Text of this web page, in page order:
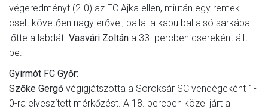
végeredményt (2-0) az FC Ajka ellen, miután egy remek
cselt követően nagy erővel, ballal a kapu bal alsó sarkába
lőtte a labdát. Vasvári Zoltán a 33. percben csereként állt
be.
Gyirmót FC Győr:
Szőke Gergő végigjátszotta a Soroksár SC vendégeként 1-
0-ra elveszített mérkőzést. A 18. percben közel járt a